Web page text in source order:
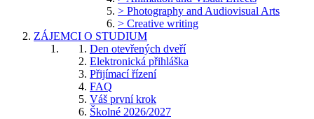
> Photography and Audiovisual Arts
> Creative writing
ZÁJEMCI O STUDIUM
Den otevřených dveří
Elektronická přihláška
Přijímací řízení
FAQ
Váš první krok
Školné 2026/2027